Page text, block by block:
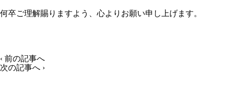
何卒ご理解賜りますよう、心よりお願い申し上げます。
‹ 前の記事へ
次の記事へ ›